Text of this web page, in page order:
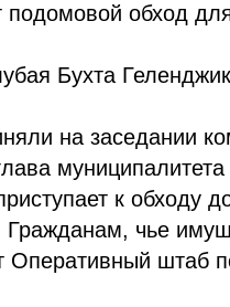
подомовой обход
Бухта
на заседании
к обходу
Гражданам, чье
штаб